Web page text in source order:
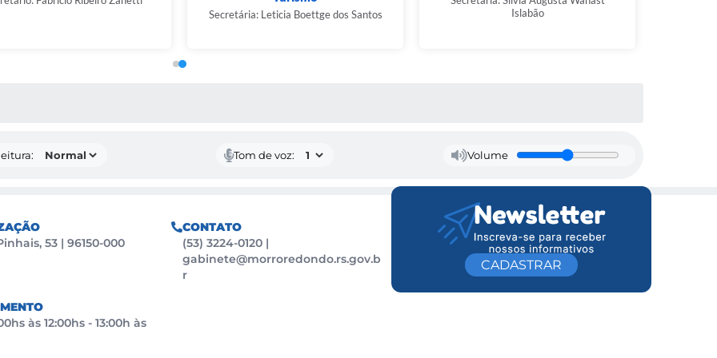
Secretária: Leticia Boettge dos Santos
Islabão
Tom de voz: Volume
53 | 96150-000
CONTATO
(53) 3224-0120 |
gabinete@morroredondo.rs.gov.b
r
às 12:00hs - 13:00h às
CADASTRAR